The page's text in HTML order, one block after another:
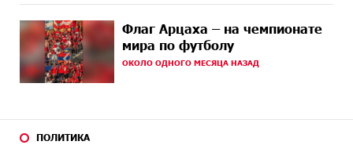
20 ДНЕЙ
НАЗАД
До 25% idcoin-ов при покупке авиабилетов Flyone:
Idram&IDBank
20 ДНЕЙ
НАЗАД
Ucom и Microsoft Innovation Center помогают
школьникам развивать навыки кибербезопасности
21 ДНЕЙ При поддержке Ucom в Шенаване установлена
солнечная станция мощностью 10 кВт
Флаг Арцаха – на чемпионате
мира по футболу
ОКОЛО ОДНОГО МЕСЯЦА НАЗАД
ПОЛИТИКА